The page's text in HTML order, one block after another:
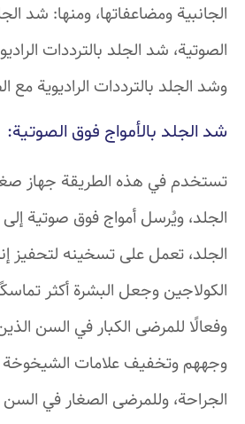
الجانبية ومضاعفاتها، ومنها: شد
الصوتية، شد الجلد بالترددات
وشد الجلد بالترددات الراديوية مع
شد الجلد بالأمواج فوق الصوتية:
تستخدم في هذه الطريقة جهاز
الجلد، ويُرسل أمواج فوق صوتية
الجلد، تعمل على تسخينه لتحفيز
الكولاجين وجعل البشرة أكثر
وفعالًا للمرضى الكبار في السن
وجههم وتخفيف علامات الشيخوخة
الجراحة، وللمرضى الصغار في السن